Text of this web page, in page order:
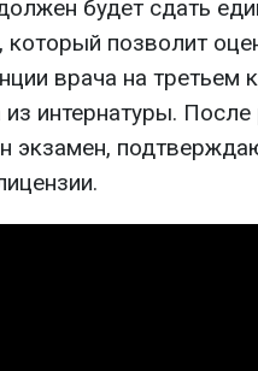
будет сдать
который позволит
врача на третьем
из интернатуры.
экзамен,